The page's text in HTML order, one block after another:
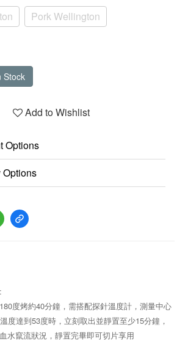
Pork Wellington
Stock
Add to Wishlist
Options
Options
度烤約40分鐘，需搭配探針溫度計，測量中心
度達到53度時，立刻取出並靜置至少15分鐘，
水竄流狀況，靜置完畢即可切片享用